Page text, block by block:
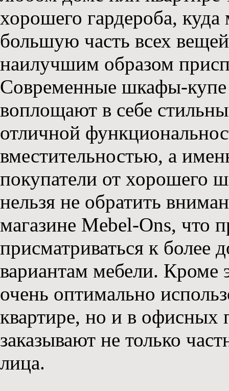
хорошего гардероба,
большую часть всех
наилучшим образом
Современные шкафы-купе
воплощают в себе
отличной
вместительностью, а
покупатели от хорошего
нельзя не обратить
магазине Mebel-Ons, что
присматриваться к
вариантам мебели. Кроме
очень оптимально
квартире, но и в офисных
заказывают не только
лица.